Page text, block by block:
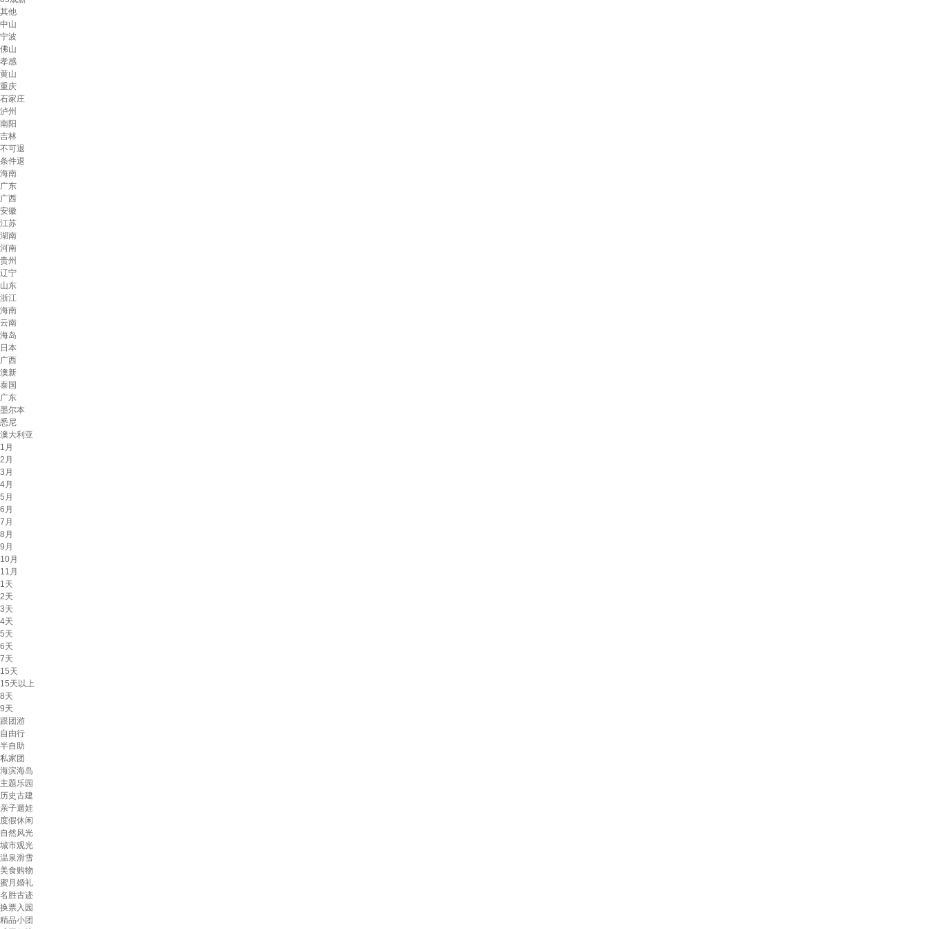
其他
中山
宁波
佛山
孝感
黄山
重庆
石家庄
泸州
南阳
吉林
不可退
条件退
海南
广东
广西
安徽
江苏
湖南
河南
贵州
辽宁
山东
浙江
海南
云南
海岛
日本
广西
澳新
泰国
广东
墨尔本
悉尼
澳大利亚
1月
2月
3月
4月
5月
6月
7月
8月
9月
10月
11月
1天
2天
3天
4天
5天
6天
7天
15天
15天以上
8天
9天
跟团游
自由行
半自助
私家团
海滨海岛
主题乐园
历史古建
亲子遛娃
度假休闲
自然风光
城市观光
温泉滑雪
美食购物
蜜月婚礼
名胜古迹
换票入园
精品小团